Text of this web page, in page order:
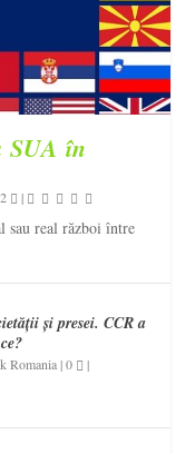
SUA în
2 |
sau real război între
și presei. CCR a
Romania|0 |